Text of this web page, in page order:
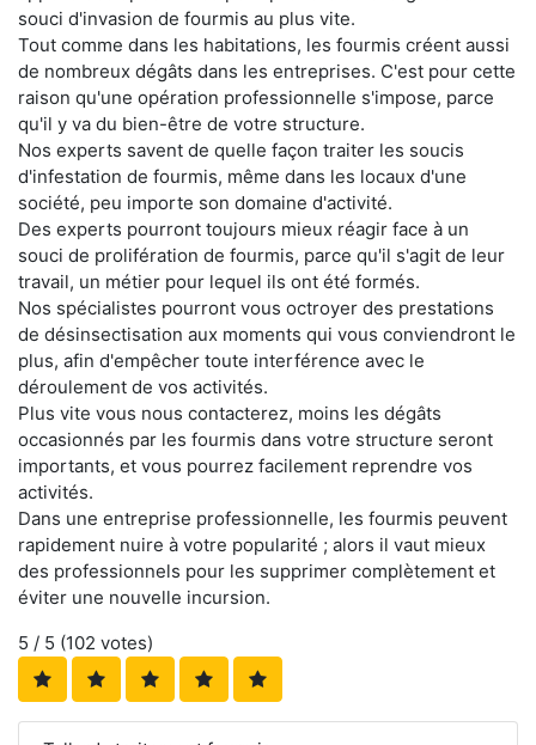
souci d'invasion de fourmis au plus vite.
Tout comme dans les habitations, les fourmis créent aussi
de nombreux dégâts dans les entreprises. C'est pour cette
raison qu'une opération professionnelle s'impose, parce
qu'il y va du bien-être de votre structure.
Nos experts savent de quelle façon traiter les soucis
d'infestation de fourmis, même dans les locaux d'une
société, peu importe son domaine d'activité.
Des experts pourront toujours mieux réagir face à un
souci de prolifération de fourmis, parce qu'il s'agit de leur
travail, un métier pour lequel ils ont été formés.
Nos spécialistes pourront vous octroyer des prestations
de désinsectisation aux moments qui vous conviendront le
plus, afin d'empêcher toute interférence avec le
déroulement de vos activités.
Plus vite vous nous contacterez, moins les dégâts
occasionnés par les fourmis dans votre structure seront
importants, et vous pourrez facilement reprendre vos
activités.
Dans une entreprise professionnelle, les fourmis peuvent
rapidement nuire à votre popularité ; alors il vaut mieux
des professionnels pour les supprimer complètement et
éviter une nouvelle incursion.
5 / 5 (102 votes)